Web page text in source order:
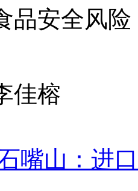
品安全风
佳榕
嘴山：进